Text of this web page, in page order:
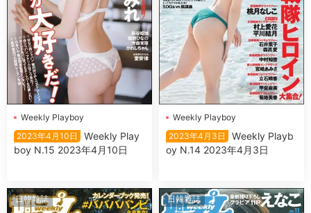
Wеekly Plаyboy
2023年4月10日
Wеekly Plаy
boy N.15 2023年4月10日
Wеekly Plаyboy
2023年4月3日
Wеekly Plаyb
oy N.14 2023年4月3日
日韓雜誌 日韓雜誌